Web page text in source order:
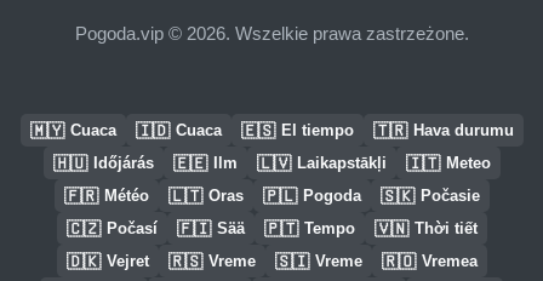
Pogoda.vip © 2026. Wszelkie prawa zastrzeżone.
🇲🇾 Cuaca 🇮🇩 Cuaca 🇪🇸 El tiempo 🇹🇷 Hava durumu
🇭🇺 Időjárás 🇪🇪 Ilm 🇱🇻 Laikapstākļi 🇮🇹 Meteo
🇫🇷 Météo 🇱🇹 Oras 🇵🇱 Pogoda 🇸🇰 Počasie
🇨🇿 Počasí 🇫🇮 Sää 🇵🇹 Tempo 🇻🇳 Thời tiết
🇩🇰 Vejret 🇷🇸 Vreme 🇸🇮 Vreme 🇷🇴 Vremea